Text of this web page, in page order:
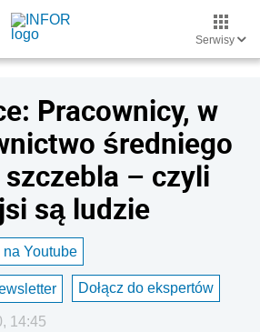
Serwisy
Pracownicy, w
średniego
– czyli
są ludzie
Youtube
Dołącz do ekspertów
14:45